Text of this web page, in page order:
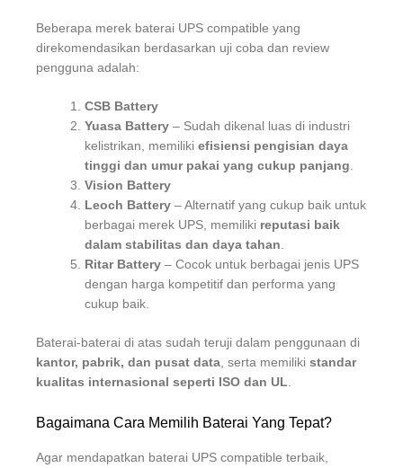
Beberapa merek baterai UPS compatible yang
direkomendasikan berdasarkan uji coba dan review
pengguna adalah:
CSB Battery
Yuasa Battery – Sudah dikenal luas di industri
kelistrikan, memiliki efisiensi pengisian daya
tinggi dan umur pakai yang cukup panjang
Vision Battery
Leoch Battery – Alternatif yang cukup baik untuk
berbagai merek UPS, memiliki reputasi baik
dalam stabilitas dan daya tahan
Ritar Battery – Cocok untuk berbagai jenis UPS
dengan harga kompetitif dan performa yang
cukup baik.
Baterai-baterai di atas sudah teruji dalam penggunaan di
kantor, pabrik, dan pusat data , serta memiliki standar
kualitas internasional seperti ISO dan UL
Bagaimana Cara Memilih Baterai Yang Tepat?
Agar mendapatkan baterai UPS compatible terbaik,